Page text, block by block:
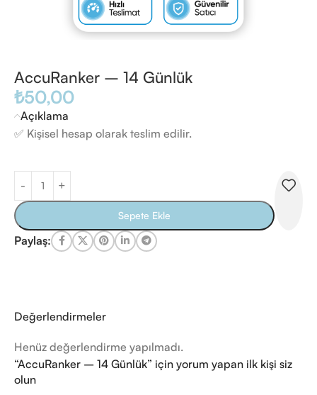
AccuRanker – 14 Günlük
₺50,00
Açıklama
✅ Kişisel hesap olarak teslim edilir.
Sepete Ekle
Paylaş:
Değerlendirmeler
Henüz değerlendirme yapılmadı.
“AccuRanker – 14 Günlük” için yorum yapan ilk kişi siz
olun